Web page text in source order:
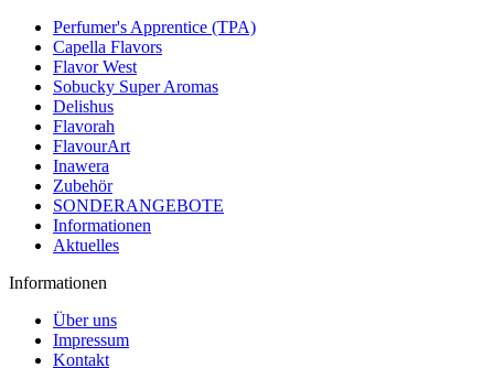
Perfumer's Apprentice (TPA)
Capella Flavors
Flavor West
Sobucky Super Aromas
Delishus
Flavorah
FlavourArt
Inawera
Zubehör
SONDERANGEBOTE
Informationen
Aktuelles
Informationen
Über uns
Impressum
Kontakt